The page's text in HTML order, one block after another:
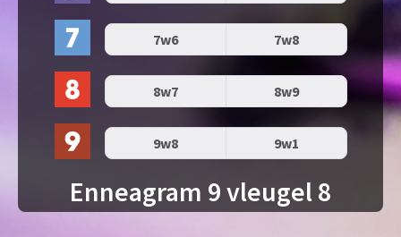
7w6 7w8
8w7 8w9
9w8 9w1
Enneagram 9 vleugel 8